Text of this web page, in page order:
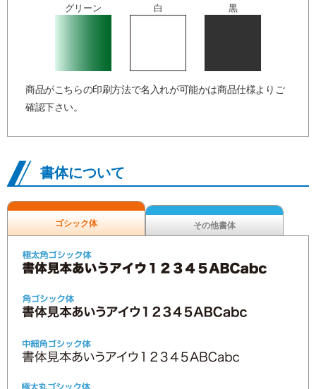
グリーン
白 黒
商品がこちらの印刷方法で名入れが可能かは商品仕様よりご
確認下さい。
書体について
ゴシック体 その他書体